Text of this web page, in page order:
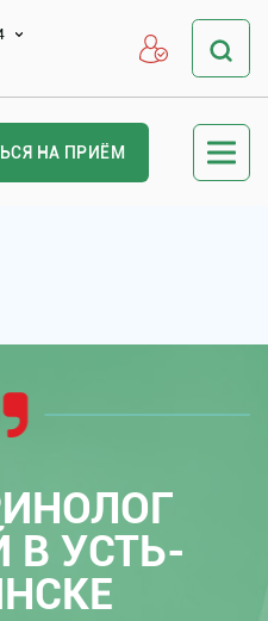
НА ПРИЁМ
В УСТЬ-